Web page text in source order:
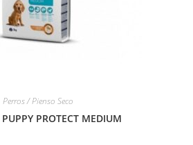
Perros / Pienso Seco
PROTECT MEDIUM